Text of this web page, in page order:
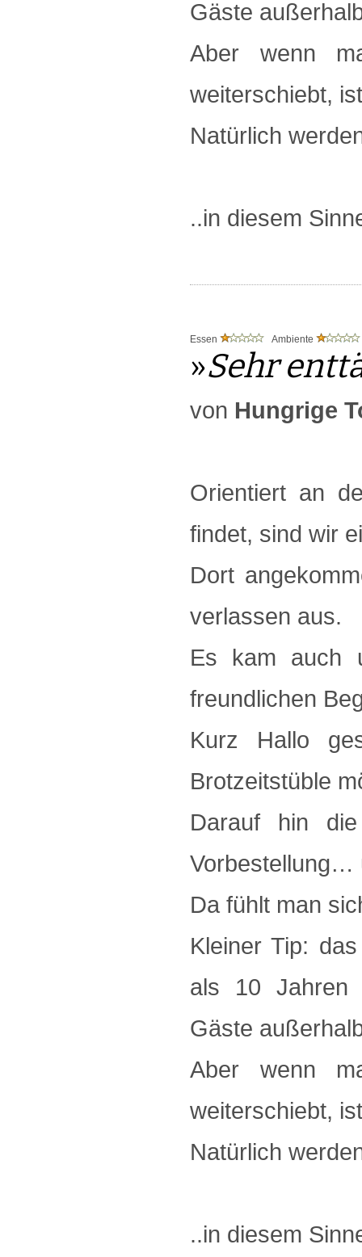
Gäste
Aber wenn
weiterschiebt,
Natürlich
..in diesem
Essen Ambiente
»Sehr
von Hungrige
Orientiert an
findet, sind wir
Dort
verlassen aus.
Es kam auch
freundlichen
Kurz Hallo
Brotzeitstüble
Darauf hin
Vorbestellung…
Da fühlt man
Kleiner Tip:
als 10 Jahren
Gäste
Aber wenn
weiterschiebt,
Natürlich
..in diesem